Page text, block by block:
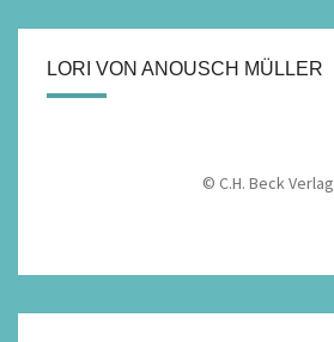
LORI VON ANOUSCH MÜLLER
© C.H. Beck Verlag